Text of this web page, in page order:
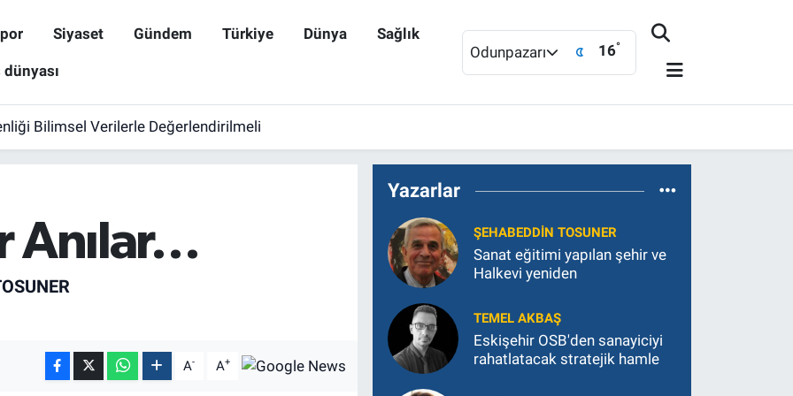
Siyaset Gündem Türkiye Dünya Sağlık
Odunpazarı 16°
Bilimsel Verilerle Değerlendirilmeli
Anılar…
A- A+
Yazarlar
ŞEHABEDDIN TOSUNER
Sanat eğitimi yapılan şehir ve
Halkevi yeniden
TEMEL AKBAŞ
Eskişehir OSB'den sanayiciyi
rahatlatacak stratejik hamle